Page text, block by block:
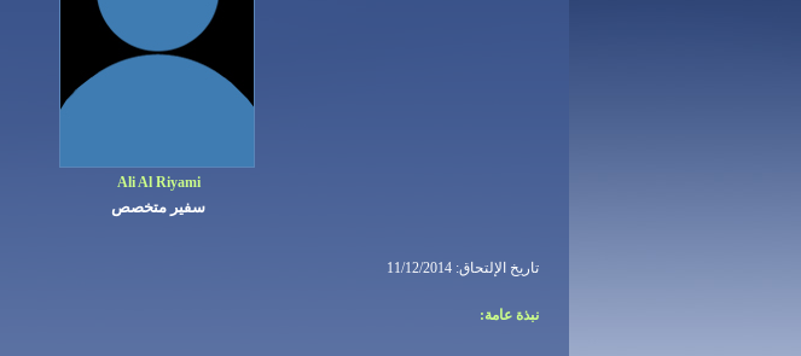
Ali Al Riyami
سفير متخصص
تاريخ الإلتحاق: 11/12/2014
نبذة عامة: